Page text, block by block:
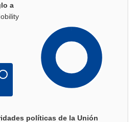
a
políticas de la Unión